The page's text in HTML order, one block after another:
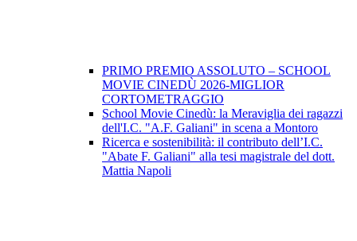
PRIMO PREMIO ASSOLUTO – SCHOOL
MOVIE CINEDÙ 2026-MIGLIOR
CORTOMETRAGGIO
School Movie Cinedù: la Meraviglia dei ragazzi
dell'I.C. "A.F. Galiani" in scena a Montoro
Ricerca e sostenibilità: il contributo dell’I.C.
"Abate F. Galiani" alla tesi magistrale del dott.
Mattia Napoli